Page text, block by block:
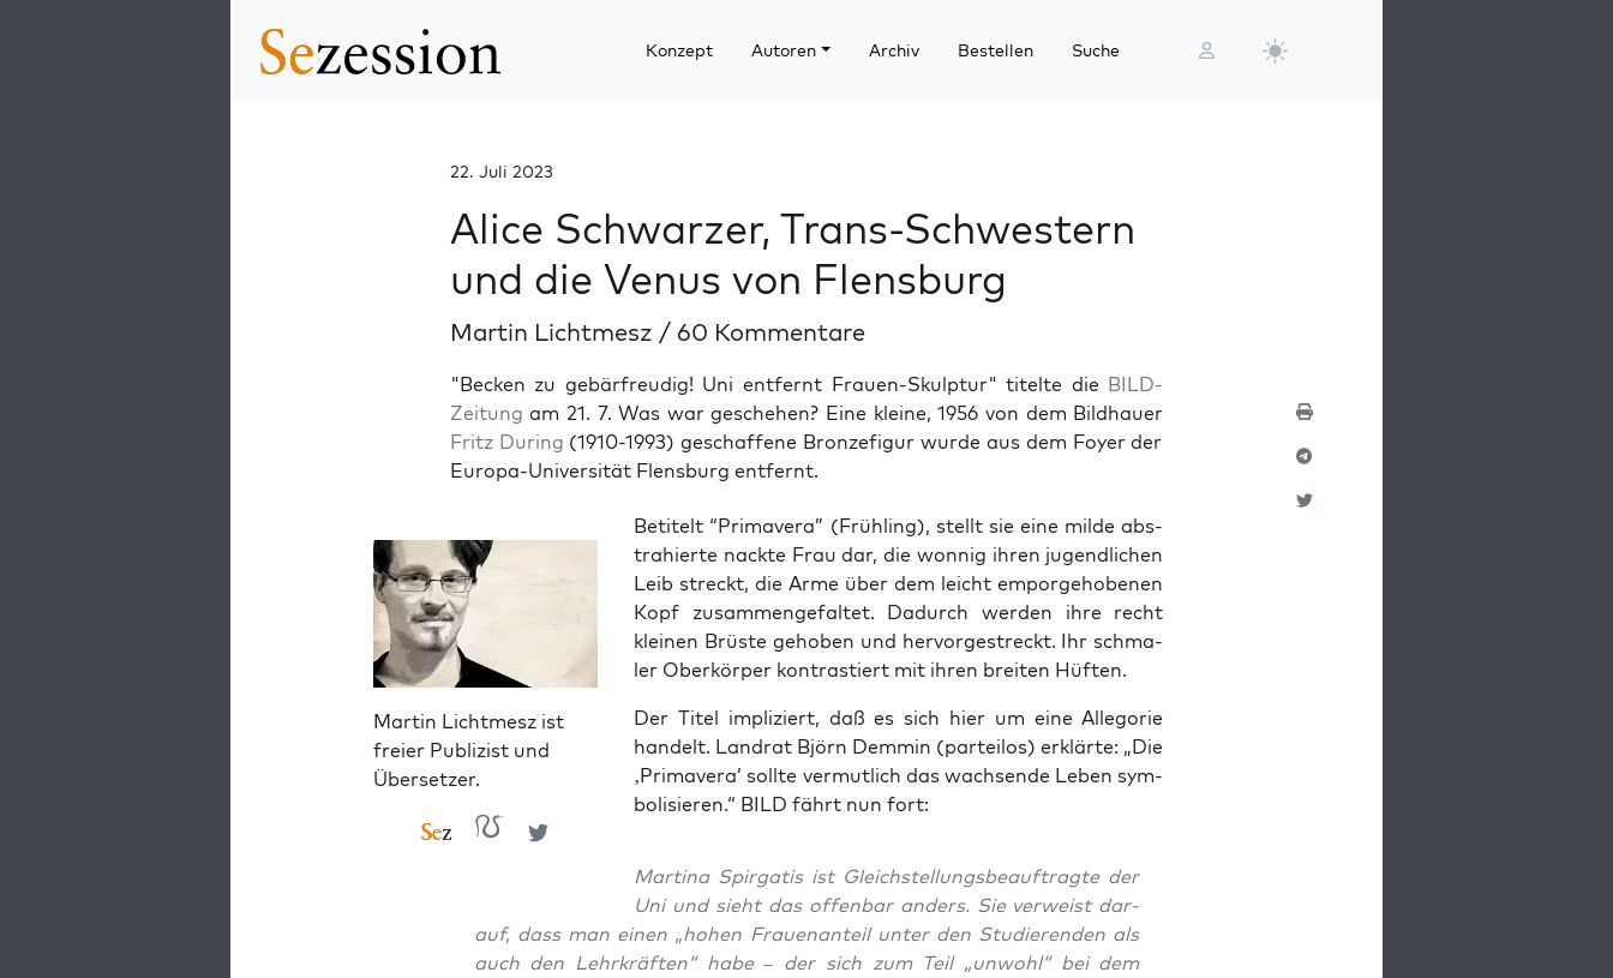
Konzept Autoren Archiv Bestellen Suche
22. Juli 2023
Alice Schwarzer, Trans-Schwestern
und die Venus von Flensburg
Martin Lichtmesz / 60 Kommentare
"Becken zu gebärfreudig! Uni entfernt Frauen-Skulptur" titelte die BILD-
Zeitung am 21. 7. Was war geschehen? Eine kleine, 1956 von dem Bildhauer
Fritz During (1910-1993) geschaffene Bronzefigur wurde aus dem Foyer der
Europa-Universität Flensburg entfernt.
Martin Lichtmesz ist
freier Publizist und
Übersetzer.
Beti­telt “Pri­ma­ve­ra” (Früh­ling), stellt sie eine mil­de abs­
tra­hier­te nack­te Frau dar, die won­nig ihren jugend­li­chen
Leib streckt, die Arme über dem leicht empor­ge­ho­be­nen
Kopf zusam­men­ge­fal­tet. Dadurch wer­den ihre recht
klei­nen Brüs­te geho­ben und her­vor­ge­streckt. Ihr schma­
ler Ober­kör­per kon­tras­tiert mit ihren brei­ten Hüften.
Der Titel impli­ziert, daß es sich hier um eine Alle­go­rie
han­delt. Land­rat Björn Dem­min (par­tei­los) erklär­te: „Die
‚Pri­ma­ve­ra’ soll­te ver­mut­lich das wach­sen­de Leben sym­
bo­li­sie­ren.“ BILD fährt nun fort:
Mar­ti­na Spir­ga­tis ist Gleich­stel­lungs­be­auf­trag­te der
Uni und sieht das offen­bar anders. Sie ver­weist dar­
auf, dass man einen „hohen Frau­en­an­teil unter den Stu­die­ren­den als
auch den Lehr­kräf­ten“ habe – der sich zum Teil „unwohl“ bei dem